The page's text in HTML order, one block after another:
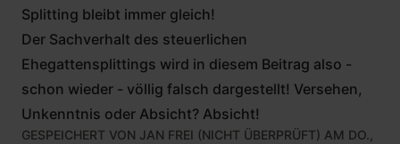
Splitting bleibt immer gleich!
Der Sachverhalt des steuerlichen
Ehegattensplittings wird in diesem Beitrag also -
schon wieder - völlig falsch dargestellt! Versehen,
Unkenntnis oder Absicht? Absicht!
GESPEICHERT VON JAN FREI (NICHT ÜBERPRÜFT) AM DO.,